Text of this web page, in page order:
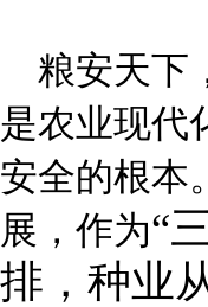
粮安天下
是农业现代
安全的根本
展，作为“
排，种业